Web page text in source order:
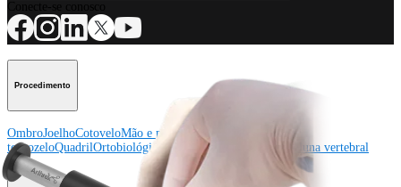
Procedimento
OmbroJoelhoCotoveloMão e punho
Pé e
tornozeloQuadrilOrtobiológicosCirurgia cardiotorácica Coluna vertebral